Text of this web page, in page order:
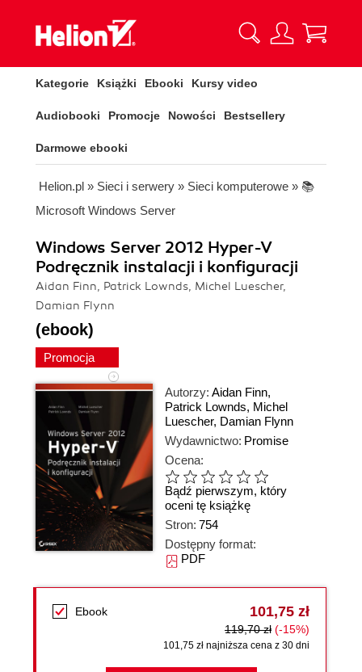
Kategorie Książki Ebooki Kursy video
Audiobooki Promocje Nowości Bestsellery
Darmowe ebooki
Helion.pl » Sieci i serwery » Sieci komputerowe » 📚
Microsoft Windows Server
Windows Server 2012 Hyper-V
Podręcznik instalacji i konfiguracji
Aidan Finn, Patrick Lownds, Michel Luescher,
Damian Flynn
(ebook)
Promocja
Autorzy: Aidan Finn,
Patrick Lownds, Michel
Luescher, Damian Flynn
Wydawnictwo: Promise
Ocena:
Bądź pierwszym, który
oceni tę książkę
Stron: 754
Dostępny format:
PDF
Ebook 101,75 zł
119,70 zł (-15%)
101,75 zł najniższa cena z 30 dni